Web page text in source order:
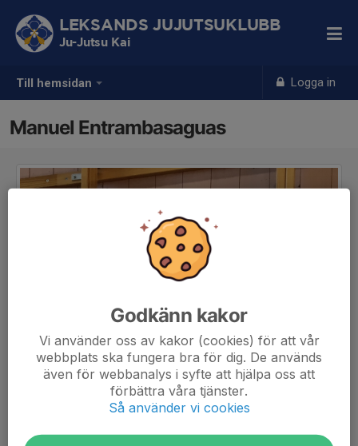
Till hemsidan Logga in
LEKSANDS JUJUTSUKLUBB
Ju-Jutsu Kai
Manuel Entrambasaguas
Godkänn kakor
Vi använder oss av kakor (cookies) för att vår
webbplats ska fungera bra för dig. De används
även för webbanalys i syfte att hjälpa oss att
förbättra våra tjänster.
Så använder vi cookies